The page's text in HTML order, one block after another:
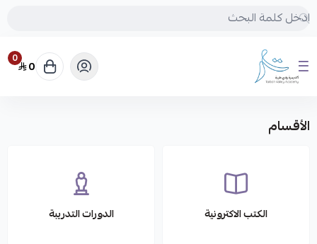
متجر أكاديمية وادي طيبة
0 0
الأقسام
الكتب الاكترونية الدورات التدريبة